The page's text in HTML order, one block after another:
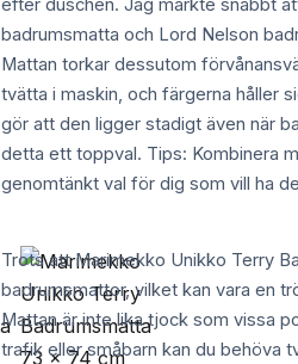
efter duschen. Jag märkte snabbt
badrumsmatta och Lord Nelson
Mattan torkar dessutom
tvätta i maskin, och färgerna håller
gör att den ligger stadigt även när
detta ett toppval. Tips: Kombinera
genomtänkt val för dig som vill ha
Trots att Marimekko Unikko Terry
badrumsmattor, vilket kan vara en
Mattan är inte lika tjock som vissa
trafik eller småbarn kan du behöva